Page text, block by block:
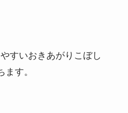
すいおきあがりこぼし
す。